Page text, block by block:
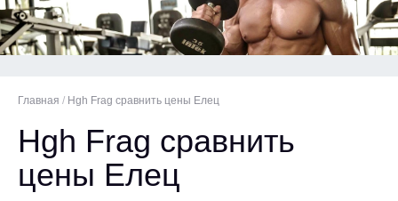
Главная / Hgh Frag сравнить цены Елец
Hgh Frag сравнить
цены Елец